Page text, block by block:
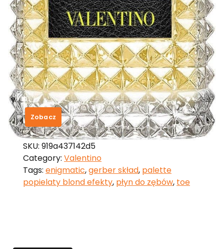
Valentino Donna Born In Roma
Yellow Dream Woda Perfumowana
50Ml Tester
313,00zł
Zobacz
SKU: 919a437142d5
Category: Valentino
Tags: enigmatic,gerber skład, palette
popielaty blond efekty, płyn do zębów, toe